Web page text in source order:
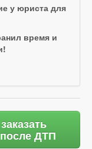
у юриста для
время и
ДТП